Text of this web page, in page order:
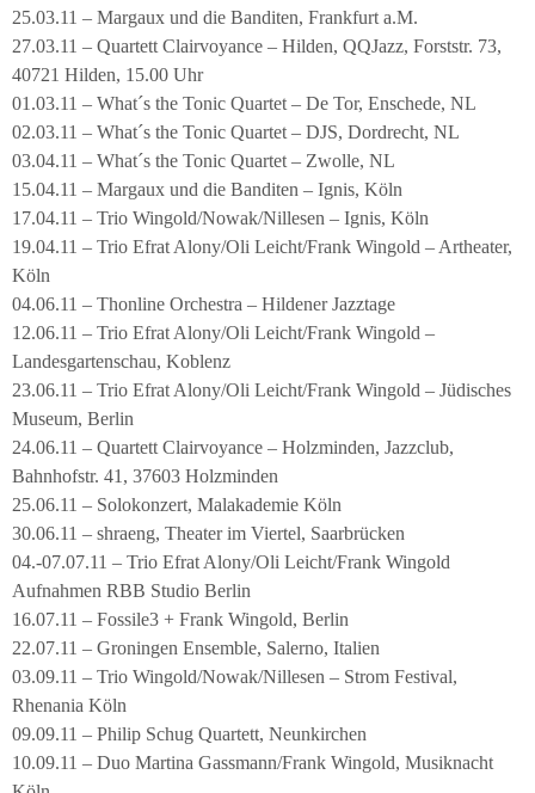
25.03.11 – Margaux und die Banditen, Frankfurt a.M.
27.03.11 – Quartett Clairvoyance – Hilden, QQJazz, Forststr. 73,
40721 Hilden, 15.00 Uhr
01.03.11 – What´s the Tonic Quartet – De Tor, Enschede, NL
02.03.11 – What´s the Tonic Quartet – DJS, Dordrecht, NL
03.04.11 – What´s the Tonic Quartet – Zwolle, NL
15.04.11 – Margaux und die Banditen – Ignis, Köln
17.04.11 – Trio Wingold/Nowak/Nillesen – Ignis, Köln
19.04.11 – Trio Efrat Alony/Oli Leicht/Frank Wingold – Artheater,
Köln
04.06.11 – Thonline Orchestra – Hildener Jazztage
12.06.11 – Trio Efrat Alony/Oli Leicht/Frank Wingold –
Landesgartenschau, Koblenz
23.06.11 – Trio Efrat Alony/Oli Leicht/Frank Wingold – Jüdisches
Museum, Berlin
24.06.11 – Quartett Clairvoyance – Holzminden, Jazzclub,
Bahnhofstr. 41, 37603 Holzminden
25.06.11 – Solokonzert, Malakademie Köln
30.06.11 – shraeng, Theater im Viertel, Saarbrücken
04.-07.07.11 – Trio Efrat Alony/Oli Leicht/Frank Wingold
Aufnahmen RBB Studio Berlin
16.07.11 – Fossile3 + Frank Wingold, Berlin
22.07.11 – Groningen Ensemble, Salerno, Italien
03.09.11 – Trio Wingold/Nowak/Nillesen – Strom Festival,
Rhenania Köln
09.09.11 – Philip Schug Quartett, Neunkirchen
10.09.11 – Duo Martina Gassmann/Frank Wingold, Musiknacht